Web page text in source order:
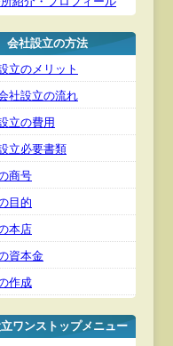
会社設立の方法
立のメリット
社設立の流れ
立の費用
立必要書類
商号
目的
本店
資本金
作成
ワンストップメニュー